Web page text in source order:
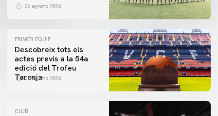
06 agosto 2026
PRIMER EQUIP
Descobreix tots els
actes previs a la 54a
edició del Trofeu
Taronja
06 agosto 2026
CLUB